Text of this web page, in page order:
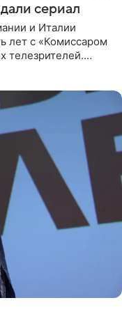
сериал
и Италии
лет с «Комиссаром
телезрителей.